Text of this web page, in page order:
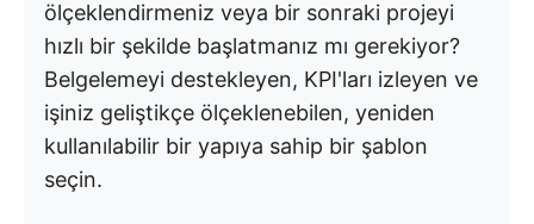
ölçeklendirmeniz veya bir sonraki projeyi
hızlı bir şekilde başlatmanız mı gerekiyor?
Belgelemeyi destekleyen, KPI'ları izleyen ve
işiniz geliştikçe ölçeklenebilen, yeniden
kullanılabilir bir yapıya sahip bir şablon
seçin.